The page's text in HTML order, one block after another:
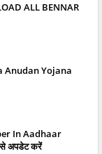
ALL BENNAR
Anudan Yojana
In Aadhaar
अपडेट करें